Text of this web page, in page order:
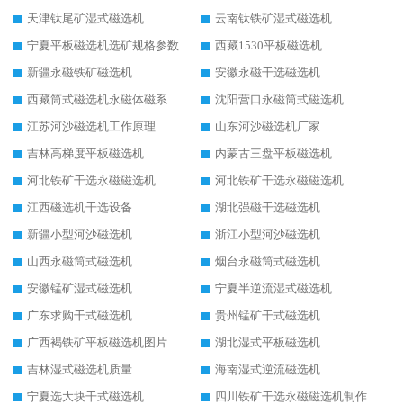
天津钛尾矿湿式磁选机
云南钛铁矿湿式磁选机
宁夏平板磁选机选矿规格参数
西藏1530平板磁选机
新疆永磁铁矿磁选机
安徽永磁干选磁选机
西藏筒式磁选机永磁体磁系设计
沈阳营口永磁筒式磁选机
江苏河沙磁选机工作原理
山东河沙磁选机厂家
吉林高梯度平板磁选机
内蒙古三盘平板磁选机
河北铁矿干选永磁磁选机
河北铁矿干选永磁磁选机
江西磁选机干选设备
湖北强磁干选磁选机
新疆小型河沙磁选机
浙江小型河沙磁选机
山西永磁筒式磁选机
烟台永磁筒式磁选机
安徽锰矿湿式磁选机
宁夏半逆流湿式磁选机
广东求购干式磁选机
贵州锰矿干式磁选机
广西褐铁矿平板磁选机图片
湖北湿式平板磁选机
吉林湿式磁选机质量
海南湿式逆流磁选机
宁夏选大块干式磁选机
四川铁矿干选永磁磁选机制作